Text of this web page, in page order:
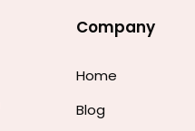
Company
Home
Blog